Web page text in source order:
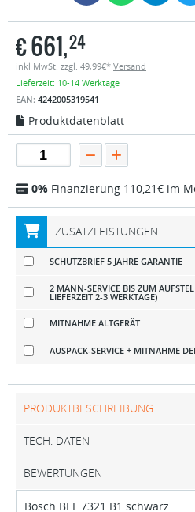
€661,24
inkl MwSt. zzgl. 49,99€* Versand
Lieferzeit: 10-14 Werktage
EAN: 4242005319541
Produktdatenblatt
0% Finanzierung 110,21€ im
ZUSATZLEISTUNGEN
SCHUTZBRIEF 5 JAHRE GARANTIE
2 MANN-SERVICE BIS ZUM
LIEFERZEIT 2-3 WERKTAGE)
MITNAHME ALTGERÄT
AUSPACK-SERVICE + MITNAHME
PRODUKTBESCHREIBUNG
TECH. DATEN
BEWERTUNGEN
Bosch BEL 7321 B1 schwarz